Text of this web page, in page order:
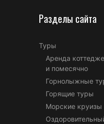
Разделы сайта
Туры
Аренда
и помесячно
Горнолыжные
Горящие туры
Морские круизы